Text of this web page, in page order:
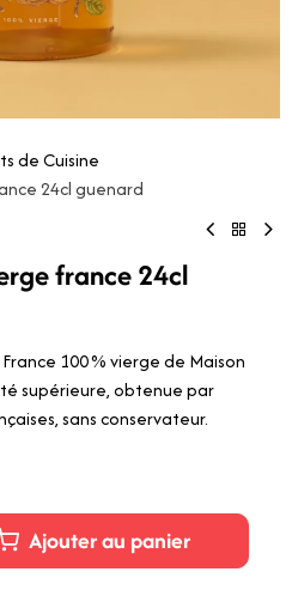
de Cuisine
24cl guenard
france 24cl
100 % vierge de Maison
supérieure, obtenue par
sans conservateur.
Ajouter au panier